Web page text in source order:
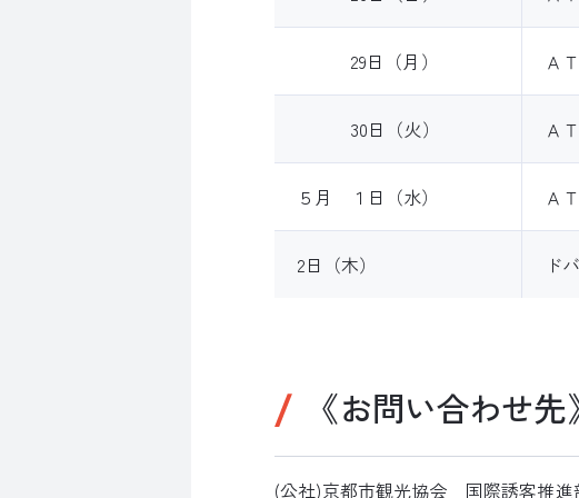
29日（月） Ａ
30日（火） Ａ
５月 １日（水） Ａ
2日（木） ド
《お問い合わせ先
(公社)京都市観光協会 国際誘客推